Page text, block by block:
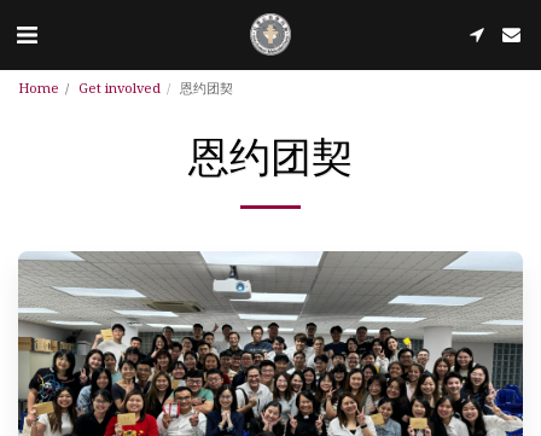
Home Get involved 恩约团契
恩约团契